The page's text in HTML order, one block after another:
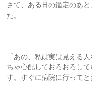
さて、ある日の鑑定のあ
た。
「あの、私は実は見える
ちゃ心配しておろおろし
す。すぐに病院に行ってと